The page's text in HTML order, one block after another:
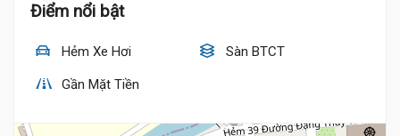
Điểm nổi bật
Hẻm Xe Hơi Sàn BTCT
Gần Mặt Tiền